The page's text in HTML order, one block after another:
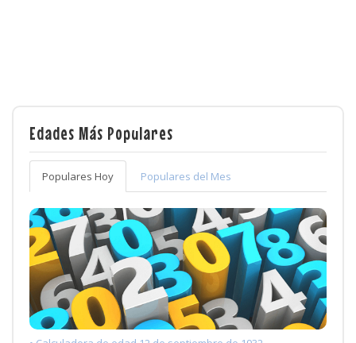
Edades Más Populares
Populares Hoy Populares del Mes